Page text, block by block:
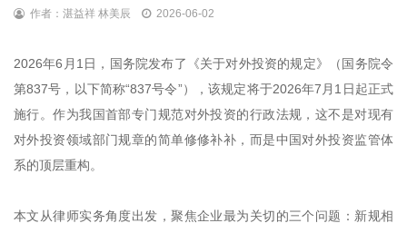
作者：湛益祥 林美辰 2026-06-02
2026年6月1日，国务院发布了《关于对外投资的规定》（国务院令
第837号，以下简称“837号令”），该规定将于2026年7月1日起正式
施行。作为我国首部专门规范对外投资的行政法规，这不是对现有
对外投资领域部门规章的简单修修补补，而是中国对外投资监管体
系的顶层重构。
本文从律师实务角度出发，聚焦企业最为关切的三个问题：新规相